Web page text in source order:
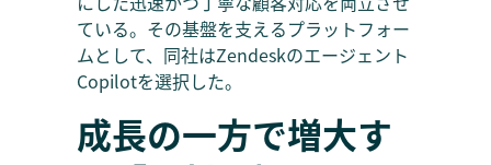
ている。その基盤を支えるプラットフォー
ムとして、同社はZendeskのエージェント
Copilotを選択した。
成長の一方で増大す